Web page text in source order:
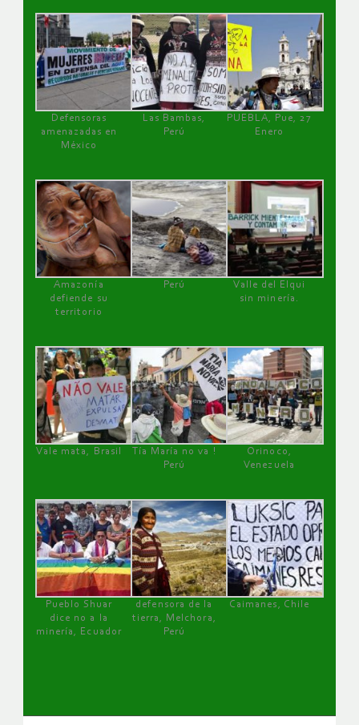
Defensoras
amenazadas en
México
Las Bambas,
Perú
PUEBLA, Pue, 27
Enero
Amazonía
defiende su
territorio
Perú
Valle del Elqui
sin minería.
Vale mata, Brasil
Tía María no va !
Perú
Orinoco,
Venezuela
Pueblo Shuar
dice no a la
minería, Ecuador
defensora de la
tierra, Melchora,
Perú
Caimanes, Chile